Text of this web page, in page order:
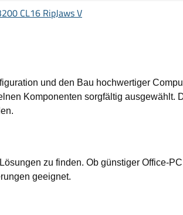
CL16 RipJaws V
und den Bau hochwertiger
Komponenten sorgfältig ausgewählt.
zu finden. Ob günstiger Office-
geeignet.